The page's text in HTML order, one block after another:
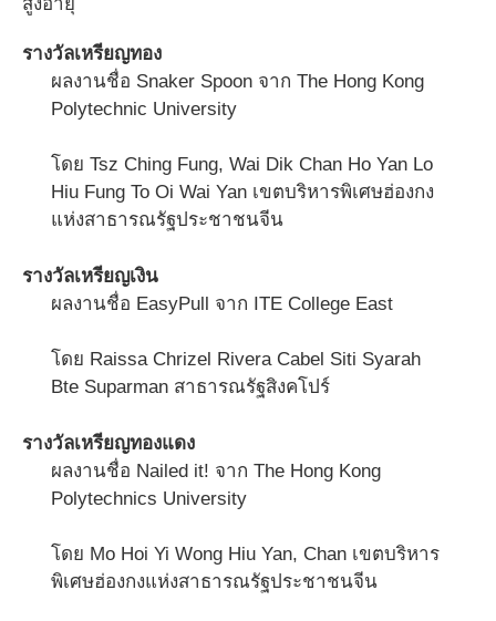
รางวัลเหรียญทอง
ผลงานชื่อ Snaker Spoon จาก The Hong Kong
Polytechnic University
โดย Tsz Ching Fung, Wai Dik Chan Ho Yan Lo
Hiu Fung To Oi Wai Yan เขตบริหารพิเศษฮ่องกง
แห่งสาธารณรัฐประชาชนจีน
รางวัลเหรียญเงิน
ผลงานชื่อ EasyPull จาก ITE College East
โดย Raissa Chrizel Rivera Cabel Siti Syarah
Bte Suparman สาธารณรัฐสิงคโปร์
รางวัลเหรียญทองแดง
ผลงานชื่อ Nailed it! จาก The Hong Kong
Polytechnics University
โดย Mo Hoi Yi Wong Hiu Yan, Chan เขตบริหาร
พิเศษฮ่องกงแห่งสาธารณรัฐประชาชนจีน